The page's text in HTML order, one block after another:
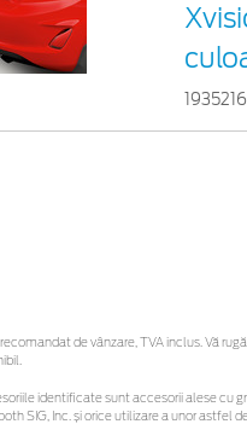
1935216
de vânzare, TVA inclus. Vă
identificate sunt accesorii alese cu
SIG, Inc. și orice utilizare a unor astfel